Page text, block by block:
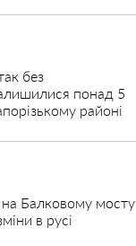
без
понад 5
районі
на Балковому мосту
в русі